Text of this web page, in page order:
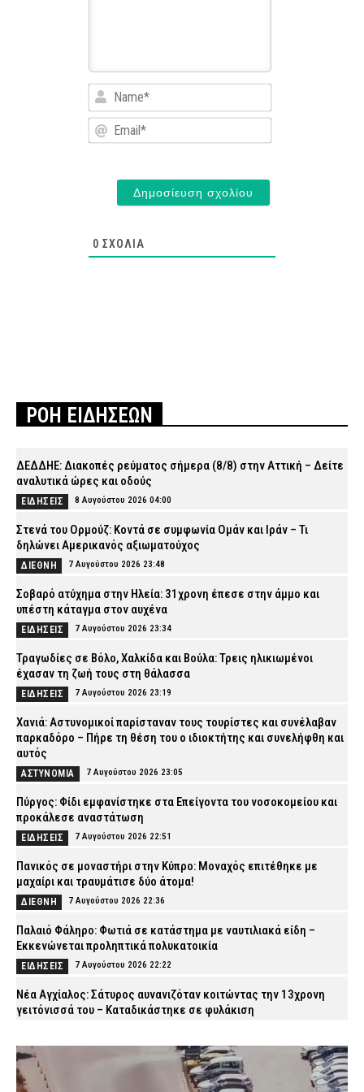
Name*
Email*
0 ΣΧΌΛΙΑ
ΡΟΗ ΕΙΔΗΣΕΩΝ
ΔΕΔΔΗΕ: Διακοπές ρεύματος σήμερα (8/8) στην Αττική – Δείτε
αναλυτικά ώρες και οδούς
ΕΙΔΗΣΕΙΣ 8 Αυγούστου 2026 04:00
Στενά του Ορμούζ: Κοντά σε συμφωνία Ομάν και Ιράν – Τι
δηλώνει Αμερικανός αξιωματούχος
ΔΙΕΘΝΗ 7 Αυγούστου 2026 23:48
Σοβαρό ατύχημα στην Ηλεία: 31χρονη έπεσε στην άμμο και
υπέστη κάταγμα στον αυχένα
ΕΙΔΗΣΕΙΣ 7 Αυγούστου 2026 23:34
Τραγωδίες σε Βόλο, Χαλκίδα και Βούλα: Τρεις ηλικιωμένοι
έχασαν τη ζωή τους στη θάλασσα
ΕΙΔΗΣΕΙΣ 7 Αυγούστου 2026 23:19
Χανιά: Αστυνομικοί παρίσταναν τους τουρίστες και συνέλαβαν
παρκαδόρο – Πήρε τη θέση του ο ιδιοκτήτης και συνελήφθη και
αυτός
ΑΣΤΥΝΟΜΙΑ 7 Αυγούστου 2026 23:05
Πύργος: Φίδι εμφανίστηκε στα Επείγοντα του νοσοκομείου και
προκάλεσε αναστάτωση
ΕΙΔΗΣΕΙΣ 7 Αυγούστου 2026 22:51
Πανικός σε μοναστήρι στην Κύπρο: Μοναχός επιτέθηκε με
μαχαίρι και τραυμάτισε δύο άτομα!
ΔΙΕΘΝΗ 7 Αυγούστου 2026 22:36
Παλαιό Φάληρο: Φωτιά σε κατάστημα με ναυτιλιακά είδη –
Εκκενώνεται προληπτικά πολυκατοικία
ΕΙΔΗΣΕΙΣ 7 Αυγούστου 2026 22:22
Νέα Αγχίαλος: Σάτυρος αυνανιζόταν κοιτώντας την 13χρονη
γειτόνισσά του – Καταδικάστηκε σε φυλάκιση
Σκιάθος: «Με ξυλοκόπησαν και με άφησαν αιμόφυρτο στο
δρόμο» – Άγριος καβγάς με λοστάρια, μαχαίρια και σφυριά